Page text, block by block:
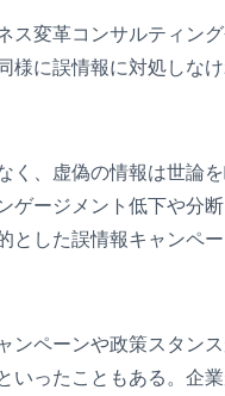
変革コンサルティン
に誤情報に対処しな
、虚偽の情報は世論
ージメント低下や分
した誤情報キャンペ
ペーンや政策スタン
ったこともある。企